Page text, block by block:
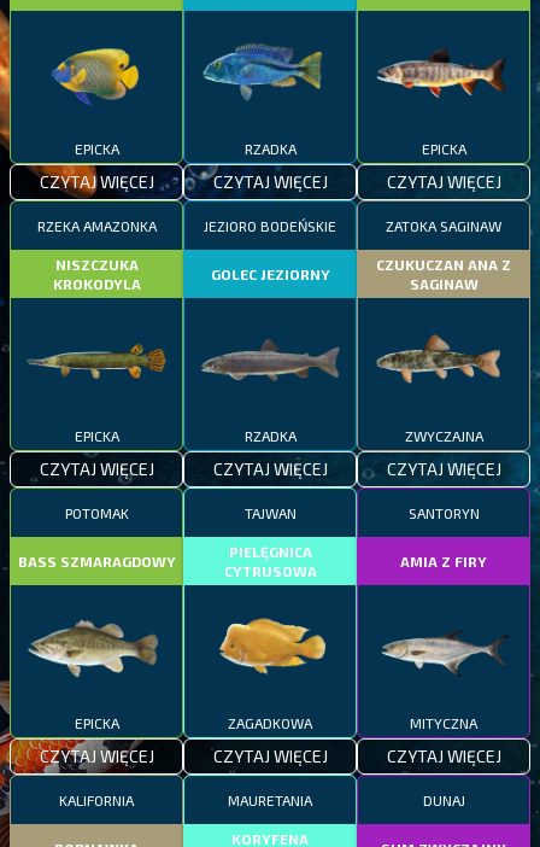
EPICKA
CZYTAJ WIĘCEJ
RZADKA
CZYTAJ WIĘCEJ
EPICKA
CZYTAJ WIĘCEJ
RZEKA AMAZONKA
NISZCZUKA
KROKODYLA
EPICKA
CZYTAJ WIĘCEJ
JEZIORO BODEŃSKIE
GOLEC JEZIORNY
RZADKA
CZYTAJ WIĘCEJ
ZATOKA SAGINAW
CZUKUCZAN ANA Z
SAGINAW
ZWYCZAJNA
CZYTAJ WIĘCEJ
POTOMAK
BASS SZMARAGDOWY
EPICKA
CZYTAJ WIĘCEJ
TAJWAN
PIELĘGNICA
CYTRUSOWA
ZAGADKOWA
CZYTAJ WIĘCEJ
SANTORYN
AMIA Z FIRY
MITYCZNA
CZYTAJ WIĘCEJ
KALIFORNIA MAURETANIA
KORYFENA
DUNAJ